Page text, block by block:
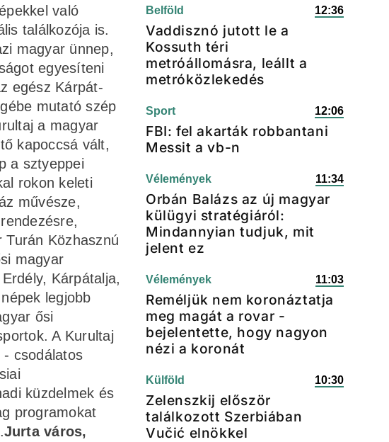
való
találkozója is.
magyar ünnep,
egyesíteni
egész Kárpát-
mutató szép
a magyar
kapoccsá vált,
a sztyeppei
rokon keleti
művésze,
Közhasznú
magyar
Kárpátalja,
legjobb
ősi
A Kurultaj
- csodálatos
küzdelmek és
programokat
Jurta város,
Belföld 12:36
Vaddisznó jutott le a
Kossuth téri
metróállomásra, leállt a
metróközlekedés
Sport 12:06
FBI: fel akarták robbantani
Messit a vb-n
Vélemények 11:34
Orbán Balázs az új magyar
külügyi stratégiáról:
Mindannyian tudjuk, mit
jelent ez
Vélemények 11:03
Reméljük nem koronáztatja
meg magát a rovar -
bejelentette, hogy nagyon
nézi a koronát
Külföld 10:30
Zelenszkij először
találkozott Szerbiában
Vučić elnökkel